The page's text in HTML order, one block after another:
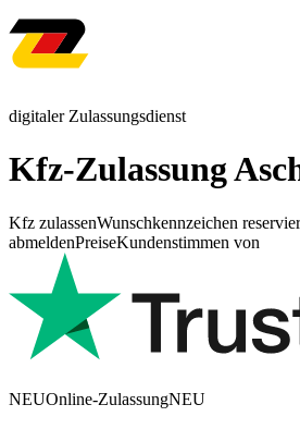
digitaler Zulassungsdienst
Kfz-Zulassung
Kfz zulassenWunschkennzeichen
abmeldenPreiseKundenstimmen von
NEUOnline-ZulassungNEU